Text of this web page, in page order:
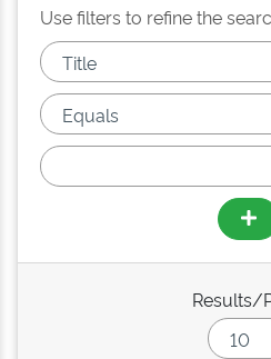
Use filters to refine the
Results/